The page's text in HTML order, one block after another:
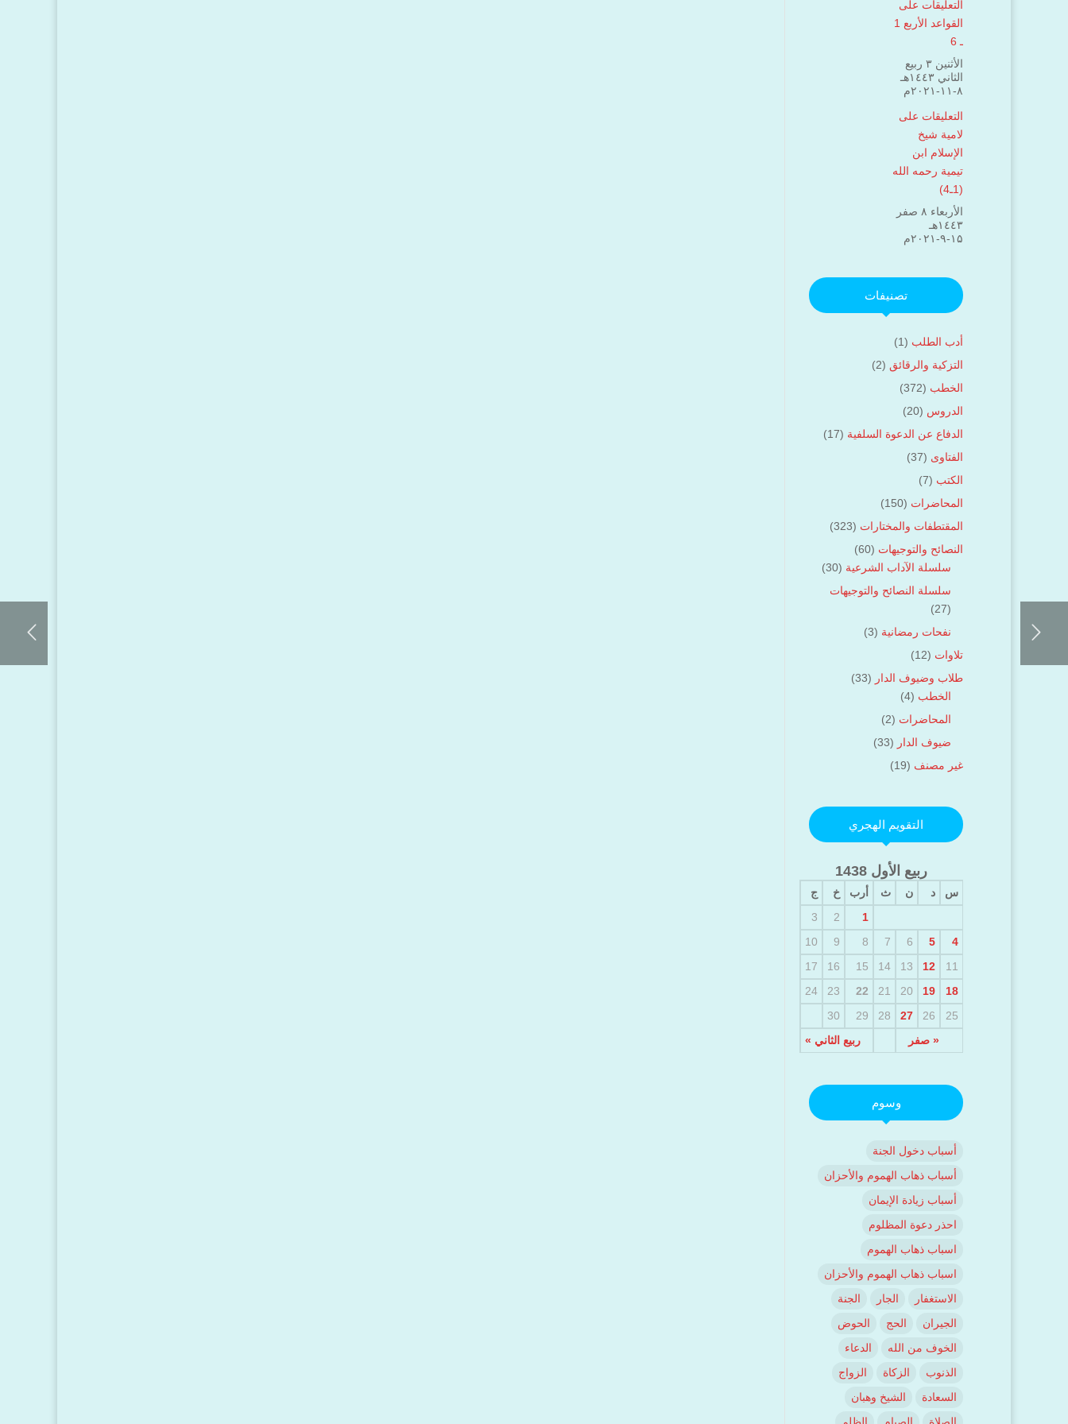
التعليقات على
القواعد الأربع 1
ـ 6
الأثنين ۳ ربيع
الثاني ۱٤٤۳هـ
۸-۱۱-۲۰۲۱م
التعليقات على
لامية شيخ
الإسلام ابن
تيمية رحمه الله
(1ـ4)
الأربعاء ۸ صفر
۱٤٤۳هـ
۱۵-۹-۲۰۲۱م
تصنيفات
أدب الطلب (1)
التزكية والرقائق (2)
الخطب (372)
الدروس (20)
الدفاع عن الدعوة السلفية (17)
الفتاوى (37)
الكتب (7)
المحاضرات (150)
المقتطفات والمختارات (323)
النصائح والتوجيهات (60)
سلسلة الآداب الشرعية (30)
سلسلة النصائح والتوجيهات
(27)
نفحات رمضانية (3)
تلاوات (12)
طلاب وضيوف الدار (33)
الخطب (4)
المحاضرات (2)
ضيوف الدار (33)
غير مصنف (19)
التقويم الهجري
ربيع الأول 1438
س د ن ث أرب خ ج
« صفر ربيع الثاني »
1
2
3
4
5
6
7
8
9
10
11
12
13
14
15
16
17
18
19
20
21
22
23
24
25
26
27
28
29
30
وسوم
أسباب دخول الجنة
أسباب ذهاب الهموم والأحزان
أسباب زيادة الإيمان
احذر دعوة المظلوم
اسباب ذهاب الهموم
اسباب ذهاب الهموم والأحزان
الاستغفار
الجار
الجنة
الجيران
الحج
الحوض
الخوف من الله
الدعاء
الذنوب
الزكاة
الزواج
السعادة
الشيخ وهبان